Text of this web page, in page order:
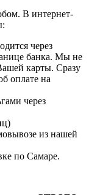
В интернет-
через
банка. Мы не
карты. Сразу
оплате на
через
из нашей
по Самаре.